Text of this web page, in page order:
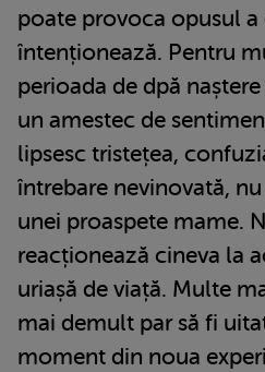
poate provoca opusul a
întenționează. Pentru
perioada de dpă
un amestec de
lipsesc tristețea,
întrebare nevinovată,
unei proaspete mame.
reacționează cineva la
uriașă de viață. Multe
mai demult par să fi
moment din noua